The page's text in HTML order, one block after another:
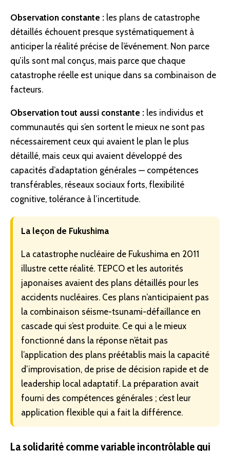
Observation constante : les plans de catastrophe
détaillés échouent presque systématiquement à
anticiper la réalité précise de l’événement. Non parce
qu’ils sont mal conçus, mais parce que chaque
catastrophe réelle est unique dans sa combinaison de
facteurs.
Observation tout aussi constante : les individus et
communautés qui s’en sortent le mieux ne sont pas
nécessairement ceux qui avaient le plan le plus
détaillé, mais ceux qui avaient développé des
capacités d’adaptation générales — compétences
transférables, réseaux sociaux forts, flexibilité
cognitive, tolérance à l’incertitude.
La leçon de Fukushima
La catastrophe nucléaire de Fukushima en 2011
illustre cette réalité. TEPCO et les autorités
japonaises avaient des plans détaillés pour les
accidents nucléaires. Ces plans n’anticipaient pas
la combinaison séisme-tsunami-défaillance en
cascade qui s’est produite. Ce qui a le mieux
fonctionné dans la réponse n’était pas
l’application des plans préétablis mais la capacité
d’improvisation, de prise de décision rapide et de
leadership local adaptatif. La préparation avait
fourni des compétences générales ; c’est leur
application flexible qui a fait la différence.
La solidarité comme variable incontrôlable qui